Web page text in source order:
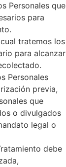
Personales que
para
tratemos los
para alcanzar
Personales
previa,
que
o divulgados
legal o
debe